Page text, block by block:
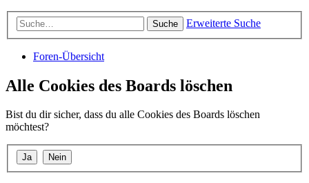
Suche Erweiterte Suche
Foren-Übersicht
Alle Cookies des Boards löschen
Bist du dir sicher, dass du alle Cookies des Boards löschen
möchtest?